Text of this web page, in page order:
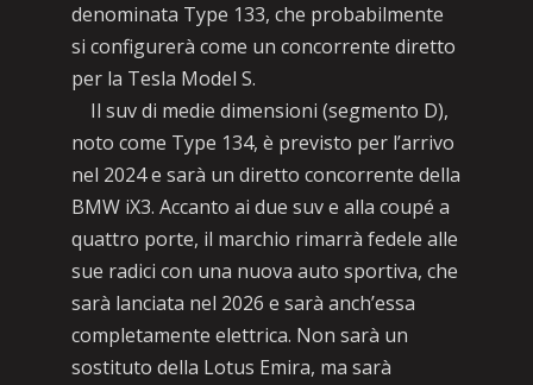
denominata Type 133, che probabilmente
si configurerà come un concorrente diretto
per la Tesla Model S.
Il suv di medie dimensioni (segmento D),
noto come Type 134, è previsto per l’arrivo
nel 2024 e sarà un diretto concorrente della
BMW iX3. Accanto ai due suv e alla coupé a
quattro porte, il marchio rimarrà fedele alle
sue radici con una nuova auto sportiva, che
sarà lanciata nel 2026 e sarà anch’essa
completamente elettrica. Non sarà un
sostituto della Lotus Emira, ma sarà